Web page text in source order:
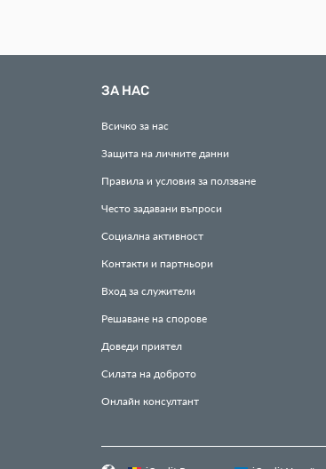
ЗА НАС
Всичко за нас
Защита на личните данни
Правила и условия за ползване
Често задавани въпроси
Социална активност
Контакти и партньори
Вход за служители
Решаване на спорове
Доведи приятел
Силата на доброто
Онлайн консултант